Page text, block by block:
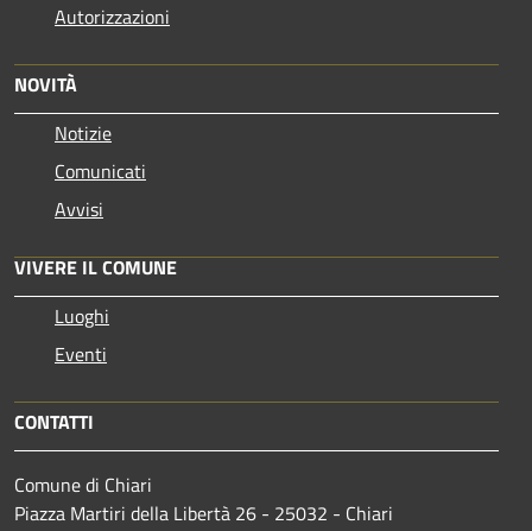
Autorizzazioni
NOVITÀ
Notizie
Comunicati
Avvisi
VIVERE IL COMUNE
Luoghi
Eventi
CONTATTI
Comune di Chiari
Piazza Martiri della Libertà 26 - 25032 - Chiari